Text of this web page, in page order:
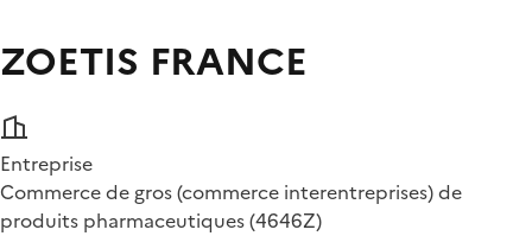
ZOETIS FRANCE
Entreprise
Commerce de gros (commerce interentreprises) de
produits pharmaceutiques (4646Z)